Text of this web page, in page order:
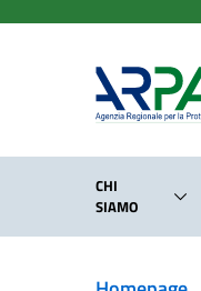
CHI
SIAMO